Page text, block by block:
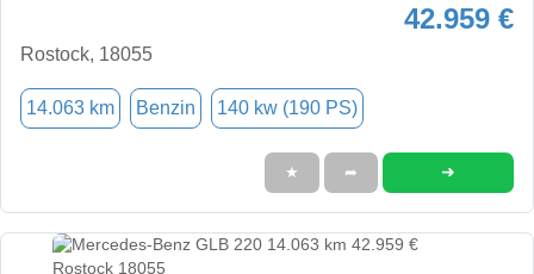
42.959 €
Rostock, 18055
14.063 km Benzin 140 kw (190 PS)
★ ➦ ➜